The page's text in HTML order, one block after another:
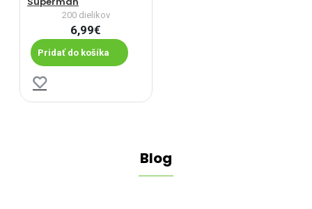
200 dielikov
6,99€
Pridať do košíka
Blog